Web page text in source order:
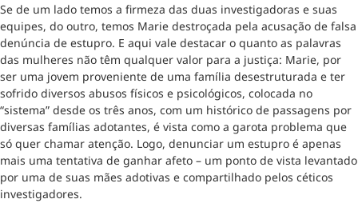
Se de um lado temos a firmeza das duas investigadoras e suas
equipes, do outro, temos Marie destroçada pela acusação de falsa
denúncia de estupro. E aqui vale destacar o quanto as palavras
das mulheres não têm qualquer valor para a justiça: Marie, por
ser uma jovem proveniente de uma família desestruturada e ter
sofrido diversos abusos físicos e psicológicos, colocada no
“sistema” desde os três anos, com um histórico de passagens por
diversas famílias adotantes, é vista como a garota problema que
só quer chamar atenção. Logo, denunciar um estupro é apenas
mais uma tentativa de ganhar afeto – um ponto de vista levantado
por uma de suas mães adotivas e compartilhado pelos céticos
investigadores.